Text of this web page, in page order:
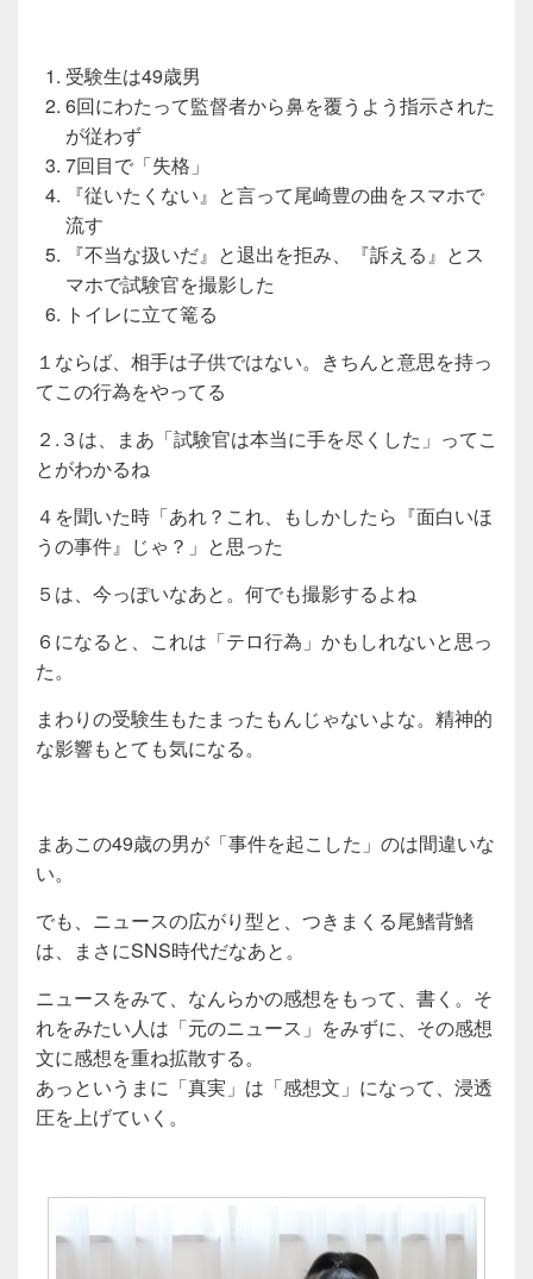
受験生は49歳男
6回にわたって監督者から鼻を覆うよう指示された
が従わず
7回目で「失格」
『従いたくない』と言って尾崎豊の曲をスマホで
流す
『不当な扱いだ』と退出を拒み、『訴える』とス
マホで試験官を撮影した
トイレに立て篭る
１ならば、相手は子供ではない。きちんと意思を持っ
てこの行為をやってる
２.３は、まあ「試験官は本当に手を尽くした」ってこ
とがわかるね
４を聞いた時「あれ？これ、もしかしたら『面白いほ
うの事件』じゃ？」と思った
５は、今っぽいなあと。何でも撮影するよね
６になると、これは「テロ行為」かもしれないと思っ
た。
まわりの受験生もたまったもんじゃないよな。精神的
な影響もとても気になる。
まあこの49歳の男が「事件を起こした」のは間違いな
い。
でも、ニュースの広がり型と、つきまくる尾鰭背鰭
は、まさにSNS時代だなあと。
ニュースをみて、なんらかの感想をもって、書く。そ
れをみたい人は「元のニュース」をみずに、その感想
文に感想を重ね拡散する。
あっというまに「真実」は「感想文」になって、浸透
圧を上げていく。